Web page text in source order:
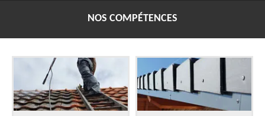
NOS COMPÉTENCES